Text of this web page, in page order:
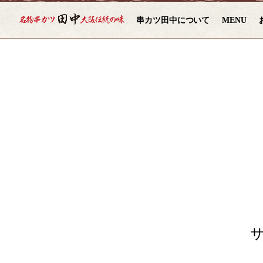
串カツ田中について MENU